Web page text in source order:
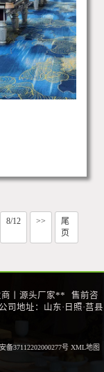
8/12 >>
尾
页
商丨源头厂家** 售前咨
地址：山东·日照·莒县
备37112202000277号 XML地图